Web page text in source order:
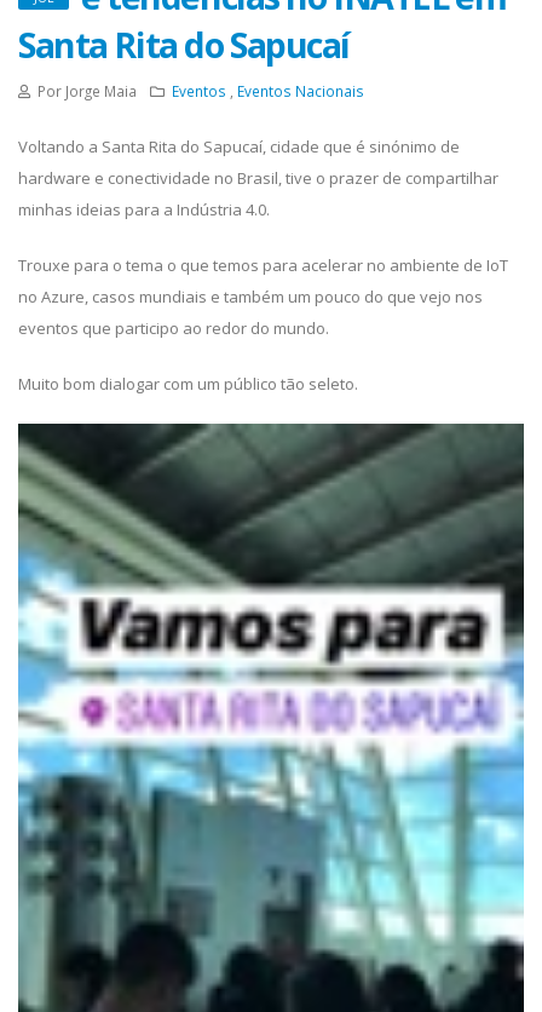
Santa Rita do Sapucaí
Por Jorge Maia Eventos Eventos Nacionais
Voltando a Santa Rita do Sapucaí, cidade que é sinónimo de
hardware e conectividade no Brasil, tive o prazer de compartilhar
minhas ideias para a Indústria 4.0.
Trouxe para o tema o que temos para acelerar no ambiente de IoT
no Azure, casos mundiais e também um pouco do que vejo nos
eventos que participo ao redor do mundo.
Muito bom dialogar com um público tão seleto.